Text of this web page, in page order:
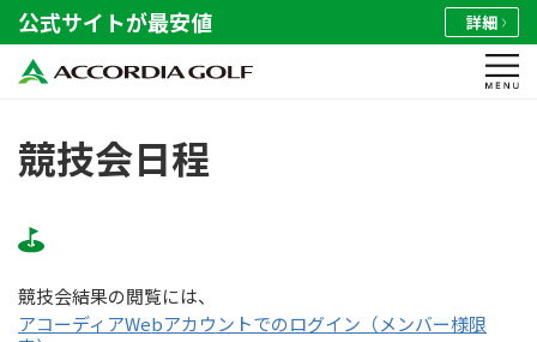
公式サイトが最安値 詳細
競技会日程
競技会結果の閲覧には、
アコーディアWebアカウントでのログイン（メンバー様限